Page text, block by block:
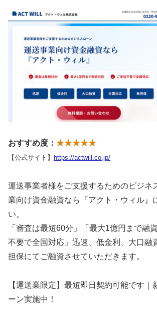
おすすめ度： ★★★★★
【公式サイト】 https://actwill.co.jp/
運送事業者様をご支援するためのビジネ
業向け資金融資なら『アクト・ウィル』
い。
「審査は最短60分」「最大1億円まで融
不要で全国対応」迅速、低金利、大口融
担保にてご融資させていただきます。
【運送業限定】最短即日契約可能です｜
ーン実施中！